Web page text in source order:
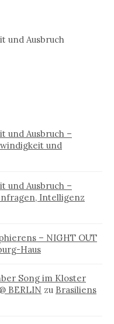
und Ausbruch
und Ausbruch –
und
und Ausbruch –
Intelligenz
– NIGHT OUT
Haus
Song im Kloster
BERLIN zu Brasiliens